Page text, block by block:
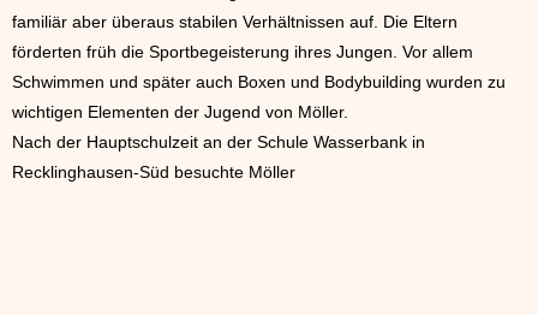
familiär aber überaus stabilen Verhältnissen auf. Die Eltern
förderten früh die Sportbegeisterung ihres Jungen. Vor allem
Schwimmen und später auch Boxen und Bodybuilding wurden zu
wichtigen Elementen der Jugend von Möller.
Nach der Hauptschulzeit an der Schule Wasserbank in
Recklinghausen-Süd besuchte Möller